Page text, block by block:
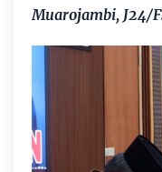
Muarojambi, J24/